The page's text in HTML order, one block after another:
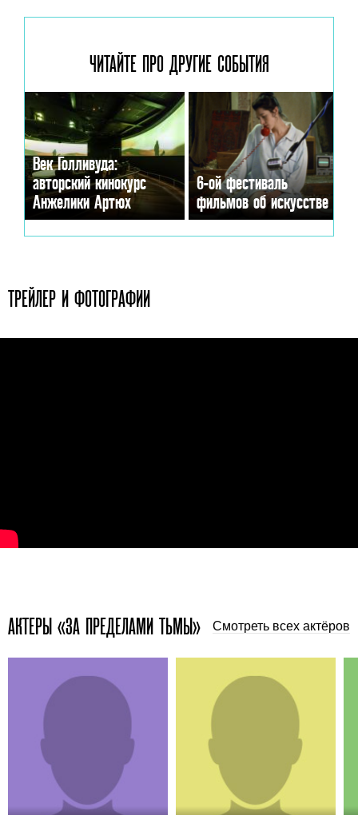
ЧИТАЙТЕ ПРО ДРУГИЕ СОБЫТИЯ
Век Голливуда:
авторский кинокурс
Анжелики Артюх
6-ой фестиваль
фильмов об искусстве
ТРЕЙЛЕР И ФОТОГРАФИИ
АКТЕРЫ «ЗА ПРЕДЕЛАМИ ТЬМЫ» Смотреть всех актёров